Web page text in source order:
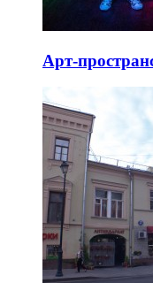
Арт-